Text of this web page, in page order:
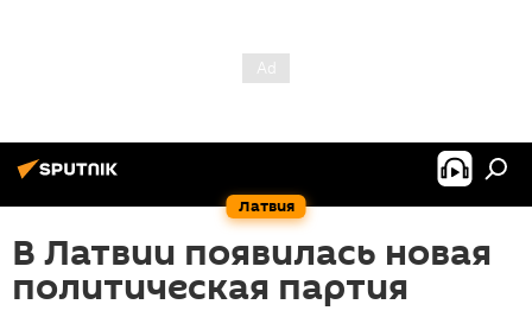
Латвия
В Латвии появилась новая
политическая партия